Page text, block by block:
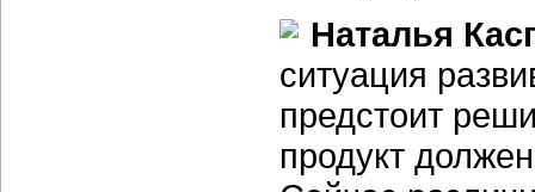
Наталья
ситуация
предстоит
продукт